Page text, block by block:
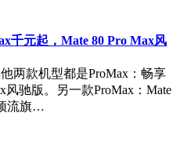
千元起，Mate 80 Pro Max风
两款机型都是ProMax：畅享
风驰版。另一款ProMax：Mate
流旗…